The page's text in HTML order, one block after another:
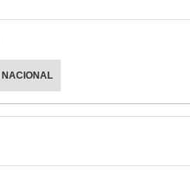
NACIONAL